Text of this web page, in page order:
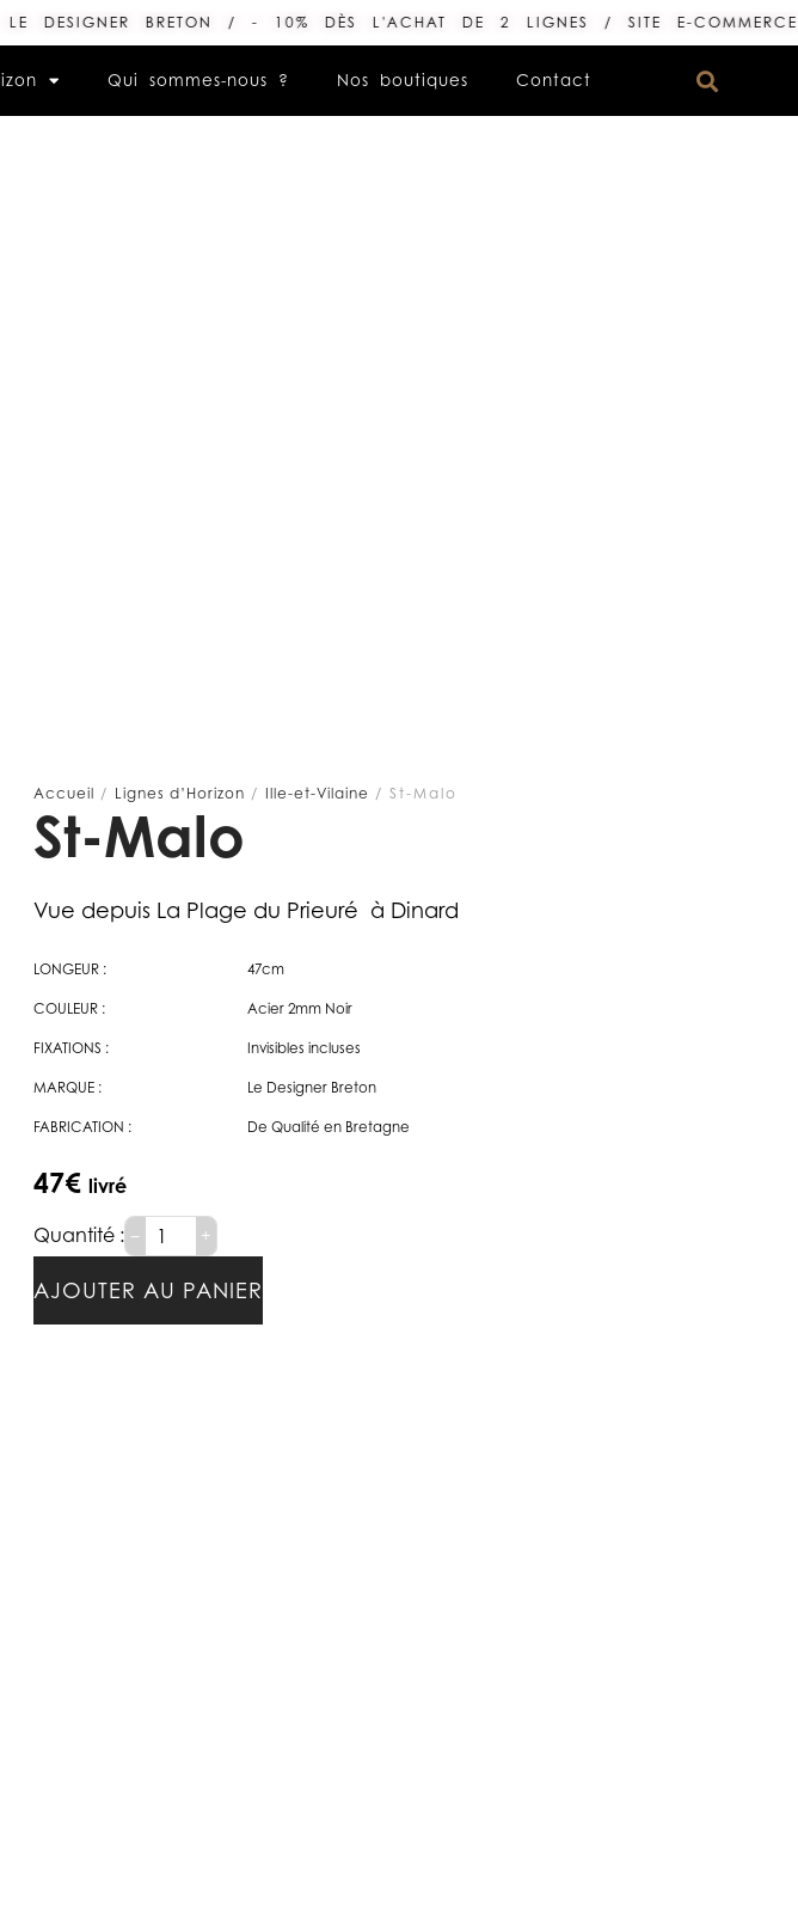
BRETON / - 10% DÈS L'ACHAT DE 2 LIGNES / SITE E-COMMERCE
Qui sommes-nous ? Nos boutiques Contact
Accueil / Lignes d’Horizon / Ille-et-Vilaine / St-Malo
St-Malo
Vue depuis La Plage du Prieuré à Dinard
LONGEUR : 47cm
COULEUR : Acier 2mm Noir
FIXATIONS : Invisibles incluses
MARQUE : Le Designer Breton
FABRICATION : De Qualité en Bretagne
47€
− +
AJOUTER AU PANIER